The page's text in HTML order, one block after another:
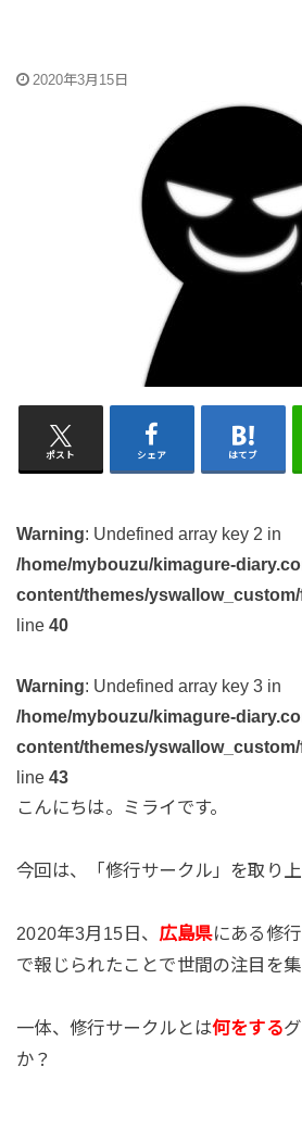
2020年3月15日
ポスト シェア はてブ
Warning: Undefined array key 2 in
/home/mybouzu/kimagure-
content/themes/
line 40
Warning: Undefined array key 3 in
/home/mybouzu/kimagure-
content/themes/
line 43
こんにちは。ミライです。
今回は、「修行サークル」を取り上
2020年3月15日、 広島県にある修
で報じられたことで世間の注目を集
一体、修行サークルとは何をする
か？